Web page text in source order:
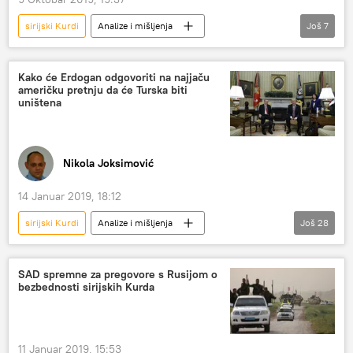
sirijski Kurdi
Analize i mišljenja
Komentari i Analitika
opasnost
napuštanje
ofanziva
Kurdi
DAEŠ
Amerika
Još 7
Kako će Erdogan odgovoriti na najjaču
američku pretnju da će Turska biti
uništena
Nikola Joksimović
14 Januar 2019, 18:12
sirijski Kurdi
Analize i mišljenja
Komentari i Analitika
Turska
Iran
Sirija
Bliski istok
Redžep Tajip Erdogan
Mevlut Čavušoglu
Još 28
SAD spremne za pregovore s Rusijom o
bezbednosti sirijskih Kurda
11 Januar 2019, 15:53